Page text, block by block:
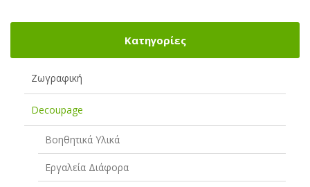
Κατηγορίες
Ζωγραφική
Decoupage
Βοηθητικά Υλικά
Εργαλεία Διάφορα